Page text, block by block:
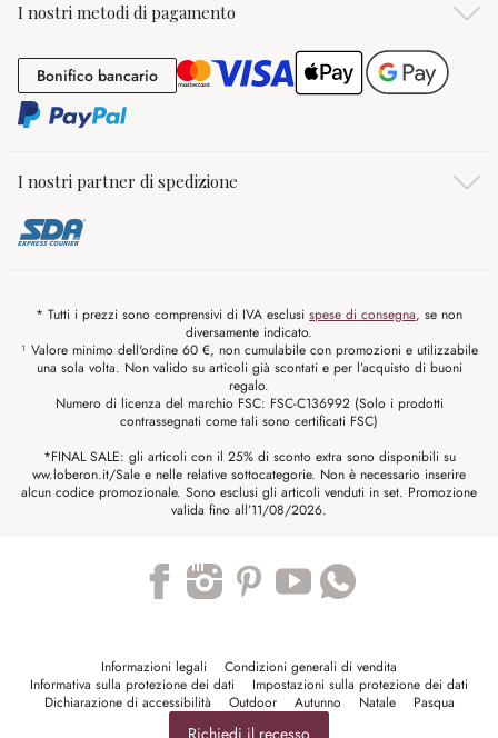
I nostri metodi di pagamento
Bonifico bancarioBonifico bancario
I nostri partner di spedizione
* Tutti i prezzi sono comprensivi di IVA esclusi spese di consegna, se non
diversamente indicato.
¹ Valore minimo dell'ordine 60 €, non cumulabile con promozioni e utilizzabile
una sola volta. Non valido su articoli già scontati e per l’acquisto di buoni
regalo.
Numero di licenza del marchio FSC: FSC-C136992 (Solo i prodotti
contrassegnati come tali sono certificati FSC)
*FINAL SALE: gli articoli con il 25% di sconto extra sono disponibili su
ww.loberon.it/Sale e nelle relative sottocategorie. Non è necessario inserire
alcun codice promozionale. Sono esclusi gli articoli venduti in set. Promozione
valida fino all’11/08/2026.
Informazioni legali
Condizioni generali di vendita
Informativa sulla protezione dei dati
Impostazioni sulla protezione dei dati
Dichiarazione di accessibilità
Outdoor Autunno Natale Pasqua
Richiedi il recesso